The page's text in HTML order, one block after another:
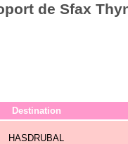
de Sfax
Destination
HASDRUBAL